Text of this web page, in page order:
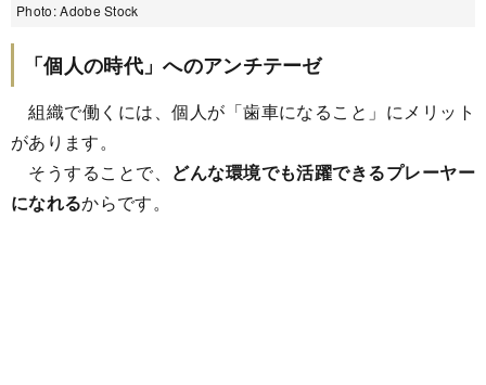
Photo: Adobe Stock
「個人の時代」へのアンチテーゼ
組織で働くには、個人が「歯車になること」にメリット
があります。
そうすることで、 どんな環境でも活躍できるプレーヤー
になれるからです。